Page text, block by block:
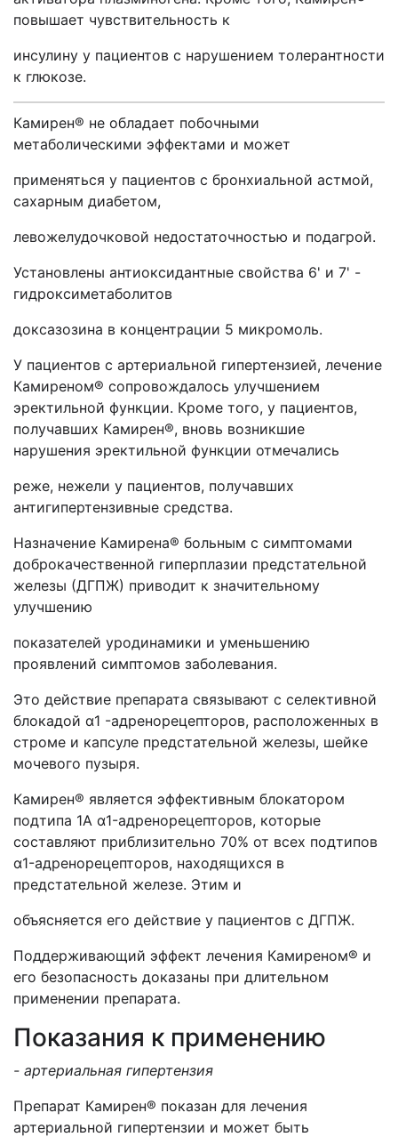
повышает чувствительность к
инсулину у пациентов с нарушением толерантности
к глюкозе.
Камирен® не обладает побочными
метаболическими эффектами и может
применяться у пациентов с бронхиальной астмой,
сахарным диабетом,
левожелудочковой недостаточностью и подагрой.
Установлены антиоксидантные свойства 6' и 7' -
гидроксиметаболитов
доксазозина в концентрации 5 микромоль.
У пациентов с артериальной гипертензией, лечение
Камиреном® сопровождалось улучшением
эректильной функции. Кроме того, у пациентов,
получавших Камирен®, вновь возникшие
нарушения эректильной функции отмечались
реже, нежели у пациентов, получавших
антигипертензивные средства.
Назначение Камирена® больным с симптомами
доброкачественной гиперплазии предстательной
железы (ДГПЖ) приводит к значительному
улучшению
показателей уродинамики и уменьшению
проявлений симптомов заболевания.
Это действие препарата связывают с селективной
блокадой α1 -адренорецепторов, расположенных в
строме и капсуле предстательной железы, шейке
мочевого пузыря.
Камирен® является эффективным блокатором
подтипа 1А α1-адренорецепторов, которые
составляют приблизительно 70% от всех подтипов
α1-адренорецепторов, находящихся в
предстательной железе. Этим и
объясняется его действие у пациентов с ДГПЖ.
Поддерживающий эффект лечения Камиреном® и
его безопасность доказаны при длительном
применении препарата.
Показания к применению
- артериальная гипертензия
Препарат Камирен® показан для лечения
артериальной гипертензии и может быть